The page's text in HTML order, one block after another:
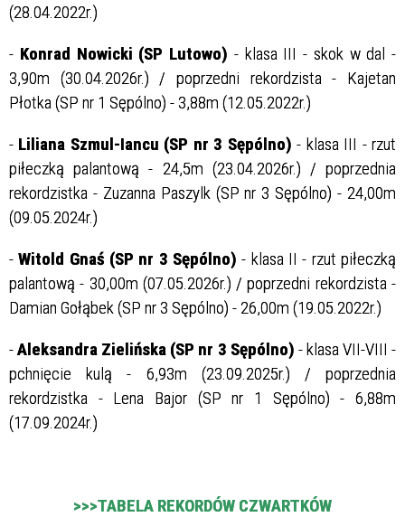
(28.04.2022r.)
- Konrad Nowicki (SP Lutowo) - klasa III - skok w dal -
3,90m (30.04.2026r.) / poprzedni rekordzista - Kajetan
Płotka (SP nr 1 Sępólno) - 3,88m (12.05.2022r.)
- Liliana Szmul-Iancu (SP nr 3 Sępólno) - klasa III - rzut
piłeczką palantową - 24,5m (23.04.2026r.) / poprzednia
rekordzistka - Zuzanna Paszylk (SP nr 3 Sępólno) - 24,00m
(09.05.2024r.)
-Witold Gnaś (SP nr 3 Sępólno) - klasa II - rzut piłeczką
palantową - 30,00m (07.05.2026r.) / poprzedni rekordzista -
Damian Gołąbek (SP nr 3 Sępólno) - 26,00m (19.05.2022r.)
-Aleksandra Zielińska (SP nr 3 Sępólno) - klasa VII-VIII -
pchnięcie kulą - 6,93m (23.09.2025r.) / poprzednia
rekordzistka - Lena Bajor (SP nr 1 Sępólno) - 6,88m
(17.09.2024r.)
>>>TABELA REKORDÓW CZWARTKÓW